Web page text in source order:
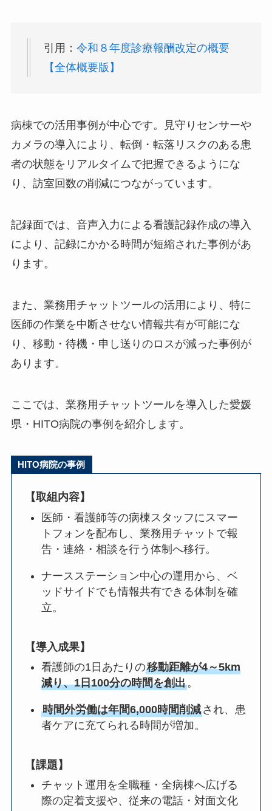
引用： 令和８年度診療報酬改定の概要
【全体概要版】
病棟での活用事例が中心です。見守りセンサーや
カメラの導入により、転倒・転落リスクのある患
者の状態をリアルタイムで把握できるようにな
り、訪室回数の削減につながっています。
記録面では、音声入力による看護記録作成の導入
により、記録にかかる時間が短縮された事例があ
ります。
また、業務用チャットツールの活用により、特に
医師の作業を中断させない情報共有が可能にな
り、移動・待機・申し送りのロスが減った事例が
あります。
ここでは、業務用チャットツールを導入した愛媛
県・HITO病院の事例を紹介します。
HITO病院の事例
【取組内容】
医師・看護師等の病棟スタッフにスマー
トフォンを配布し、業務用チャットで報
告・連絡・相談を行う体制へ移行。
ナースステーション中心の運用から、ベ
ッドサイドでも情報共有できる体制を確
立。
【導入成果】
看護師の1日あたりの移動距離が4～5km
減り、1日100分の時間を創出。
時間外労働は年間6,000時間削減され、患
者ケアに充てられる時間が増加。
【課題】
チャット運用を全職種・全病棟へ広げる
際の定着支援や、従来の電話・対面文化